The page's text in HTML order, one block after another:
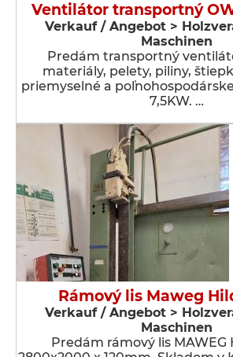
Ventilátor transportný
Verkauf / Angebot >
Maschinen
Predám transportný
materiály, pelety, piliny,
priemyselné a
7,5KW. …
Rámový lis Maweg
Verkauf / Angebot >
Maschinen
Predám rámový lis MAWEG